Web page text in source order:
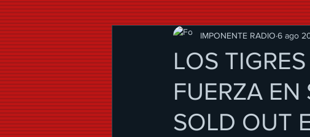
Modo de Vida
LOS
FUERZA EN
SOLD OUT
IMPONENTE RADIO 6 ago